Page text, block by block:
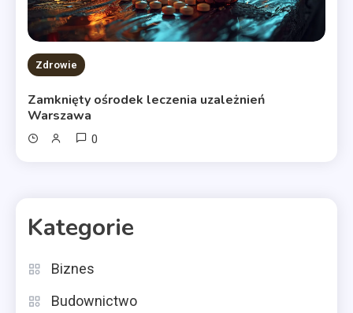
Zdrowie
Zamknięty ośrodek leczenia uzależnień
Warszawa
0
Kategorie
Biznes
Budownictwo